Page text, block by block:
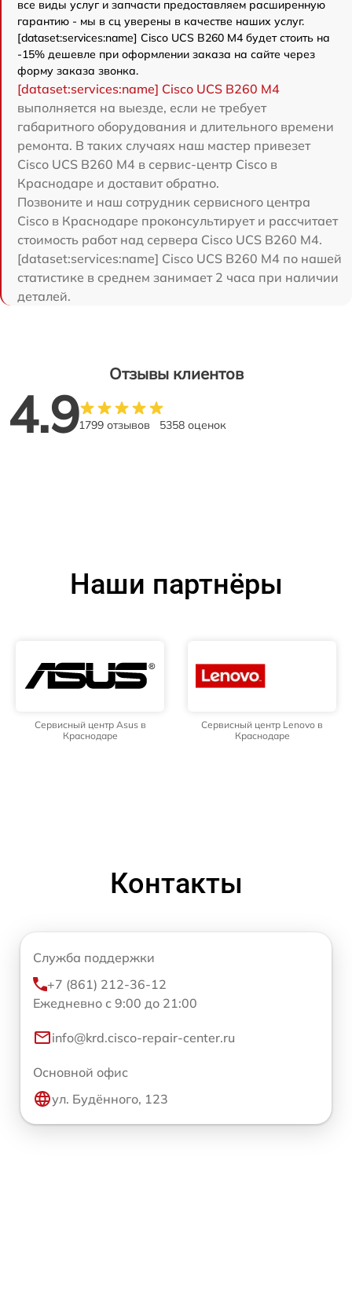
все виды услуг и запчасти предоставляем расширенную
гарантию - мы в сц уверены в качестве наших услуг.
[dataset:services:name] Cisco UCS B260 M4 будет стоить на
-15% дешевле при оформлении заказа на сайте через
форму заказа звонка.
[dataset:services:name] Cisco UCS B260 M4
выполняется на выезде, если не требует
габаритного оборудования и длительного времени
ремонта. В таких случаях наш мастер привезет
Cisco UCS B260 M4 в сервис-центр Cisco в
Краснодаре и доставит обратно.
Позвоните и наш сотрудник сервисного центра
Cisco в Краснодаре проконсультирует и рассчитает
стоимость работ над сервера Cisco UCS B260 M4.
[dataset:services:name] Cisco UCS B260 M4 по нашей
статистике в среднем занимает 2 часа при наличии
деталей.
Отзывы клиентов
4.91799 отзывов 5358 оценок
Наши партнёры
Сервисный центр Asus в
Краснодаре
Сервисный центр Lenovo в
Краснодаре
Контакты
Служба поддержки
+7 (861) 212-36-12
Ежедневно с 9:00 до 21:00
info@krd.cisco-repair-center.ru
Основной офис
ул. Будённого, 123